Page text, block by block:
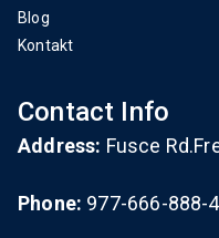
Blog
Kontakt
Contact Info
Address: Fusce
Phone: 977-666-888-